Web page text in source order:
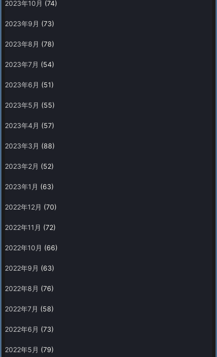
2023年10月 (74)
2023年9月 (73)
2023年8月 (78)
2023年7月 (54)
2023年6月 (51)
2023年5月 (55)
2023年4月 (57)
2023年3月 (88)
2023年2月 (52)
2023年1月 (63)
2022年12月 (70)
2022年11月 (72)
2022年10月 (66)
2022年9月 (63)
2022年8月 (76)
2022年7月 (58)
2022年6月 (73)
2022年5月 (79)